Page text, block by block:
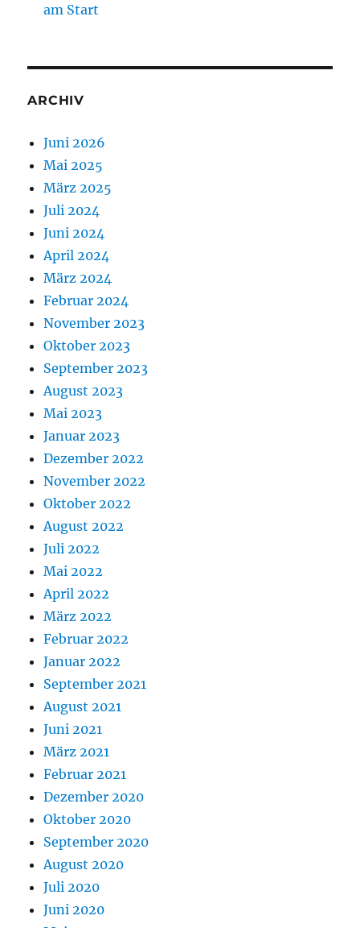
am Start
ARCHIV
Juni 2026
Mai 2025
März 2025
Juli 2024
Juni 2024
April 2024
März 2024
Februar 2024
November 2023
Oktober 2023
September 2023
August 2023
Mai 2023
Januar 2023
Dezember 2022
November 2022
Oktober 2022
August 2022
Juli 2022
Mai 2022
April 2022
März 2022
Februar 2022
Januar 2022
September 2021
August 2021
Juni 2021
März 2021
Februar 2021
Dezember 2020
Oktober 2020
September 2020
August 2020
Juli 2020
Juni 2020